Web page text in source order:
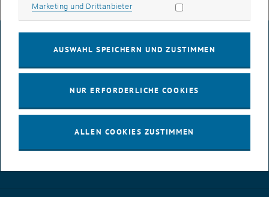
Marketing und DrittanbieterMarketing Cookies zulassen
AUSWAHL SPEICHERN UND ZUSTIMMEN
NUR ERFORDERLICHE COOKIES
ALLEN COOKIES ZUSTIMMEN